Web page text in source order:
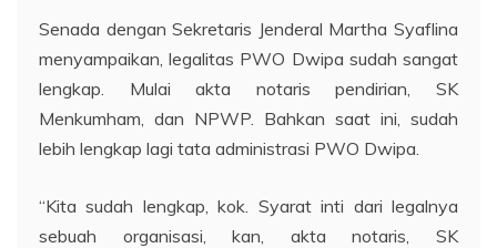
Senada dengan Sekretaris Jenderal Martha Syaflina
menyampaikan, legalitas PWO Dwipa sudah sangat
lengkap. Mulai akta notaris pendirian, SK
Menkumham, dan NPWP. Bahkan saat ini, sudah
lebih lengkap lagi tata administrasi PWO Dwipa.
“Kita sudah lengkap, kok. Syarat inti dari legalnya
sebuah organisasi, kan, akta notaris, SK